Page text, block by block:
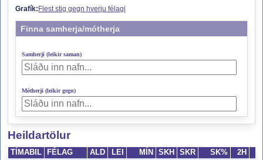
Grafík: Flest stig gegn hverju félagi
Finna samherja/mótherja
Samherji (leikir saman)
Mótherji (leikir gegn)
Heildartölur
TÍMABIL FÉLAG ALD LEI MÍN SKH SKR SK% 2H